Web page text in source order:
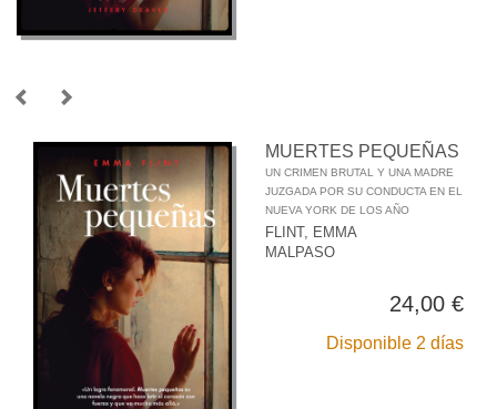
MUERTES PEQUEÑAS
UN CRIMEN BRUTAL Y UNA MADRE
JUZGADA POR SU CONDUCTA EN EL
NUEVA YORK DE LOS AÑO
FLINT, EMMA
MALPASO
24,00 €
Disponible 2 días